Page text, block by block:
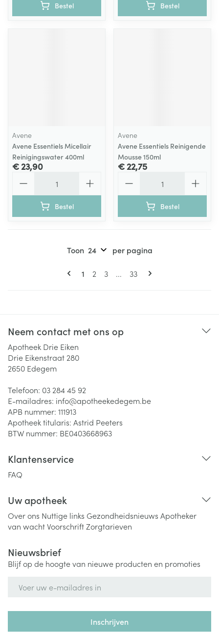
Bestel Bestel
Avene
Avene Essentiels Micellair
Reinigingswater 400ml
€ 23,90
Bestel
Avene
Avene Essentiels Reinigende
Mousse 150ml
€ 22,75
Bestel
Pagina's
U lees momenteel pagina
1 Pagina
2 Pagina
3 ... Pagina
33
Toon per pagina
Neem contact met ons op
Apotheek Drie Eiken
Drie Eikenstraat 280
2650 Edegem
Telefoon: 03 284 45 92
E-mailadres: info@apotheekedegem.be
APB nummer: 111913
Apotheek titularis: Astrid Peeters
BTW nummer: BE0403668963
Klantenservice
FAQ
Uw apotheek
Over ons Nuttige links Gezondheidsnieuws Apotheker
van wachtVoorschriftZorgtarieven
Nieuwsbrief
Blijf op de hoogte van nieuwe producten en promoties
Inschrijven